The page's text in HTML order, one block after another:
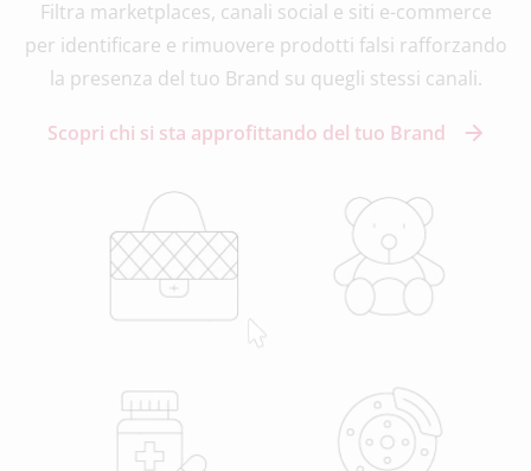
Filtra marketplaces, canali social e siti e-commerce
per identificare e rimuovere prodotti falsi rafforzando
la presenza del tuo Brand su quegli stessi canali.
Scopri chi si sta approfittando del tuo Brand